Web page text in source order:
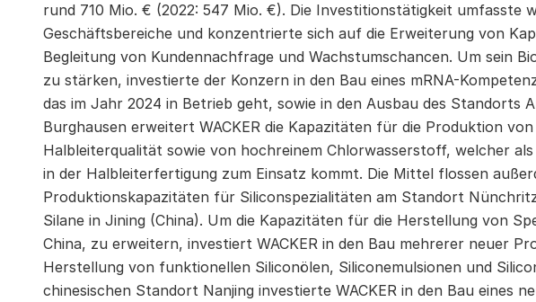
rund 710 Mio. € (2022: 547 Mio. €). Die Investitionstätigkeit umfasste
Geschäftsbereiche und konzentrierte sich auf die Erweiterung von
Begleitung von Kundennachfrage und Wachstumschancen. Um sein
zu stärken, investierte der Konzern in den Bau eines mRNA-
das im Jahr 2024 in Betrieb geht, sowie in den Ausbau des Standorts
Burghausen erweitert WACKER die Kapazitäten für die Produktion von
Halbleiterqualität sowie von hochreinem Chlorwasserstoff, welcher als
in der Halbleiterfertigung zum Einsatz kommt. Die Mittel flossen
Produktionskapazitäten für Siliconspezialitäten am Standort
Silane in Jining (China). Um die Kapazitäten für die Herstellung von
China, zu erweitern, investiert WACKER in den Bau mehrerer neuer
Herstellung von funktionellen Siliconölen, Siliconemulsionen und
chinesischen Standort Nanjing investierte WACKER in den Bau eines